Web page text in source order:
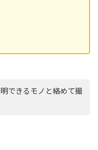
できるモノと絡めて撮